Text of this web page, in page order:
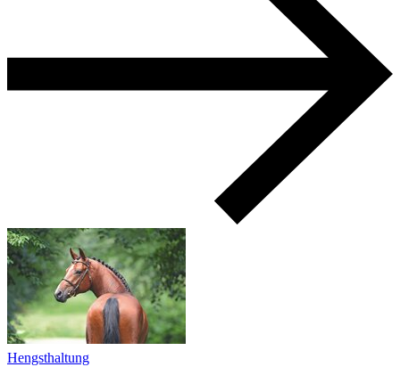
Hengsthaltung